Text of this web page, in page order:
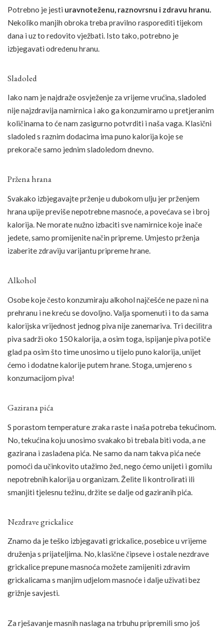
Potrebno je jesti uravnoteženu, raznovrsnu i zdravu hranu.
Nekoliko manjih obroka treba pravilno rasporediti tijekom
dana i uz to redovito vježbati. Isto tako, potrebno je
izbjegavati određenu hranu.
Sladoled
Iako nam je najdraže osvježenje za vrijeme vrućina, sladoled
nije najzdravija namirnica i ako ga konzumiramo u pretjeranim
količinama to će nam zasigurno potvrditi i naša vaga. Klasični
sladoled s raznim dodacima ima puno kalorija koje se
prekorače samo jednim sladoledom dnevno.
Pržena hrana
Svakako izbjegavajte prženje u dubokom ulju jer prženjem
hrana upije previše nepotrebne masnoće, a povećava se i broj
kalorija. Ne morate nužno izbaciti sve namirnice koje inače
jedete, samo promijenite način pripreme. Umjesto prženja
izaberite zdraviju varijantu pripreme hrane.
Alkohol
Osobe koje često konzumiraju alkohol najčešće ne paze ni na
prehranu i ne kreću se dovoljno. Valja spomenuti i to da sama
kalorijska vrijednost jednog piva nije zanemariva. Tri decilitra
piva sadrži oko 150 kalorija, a osim toga, ispijanje piva potiče
glad pa osim što time unosimo u tijelo puno kalorija, unijet
ćemo i dodatne kalorije putem hrane. Stoga, umjereno s
konzumacijom piva!
Gazirana pića
S porastom temperature zraka raste i naša potreba tekućinom.
No, tekućina koju unosimo svakako bi trebala biti voda, a ne
gazirana i zaslađena pića. Ne samo da nam takva pića neće
pomoći da učinkovito utažimo žeđ, nego ćemo unijeti i gomilu
nepotrebnih kalorija u organizam. Želite li kontrolirati ili
smanjiti tjelesnu težinu, držite se dalje od gaziranih pića.
Nezdrave grickalice
Znamo da je teško izbjegavati grickalice, posebice u vrijeme
druženja s prijateljima. No, klasične čipseve i ostale nezdrave
grickalice prepune masnoća možete zamijeniti zdravim
grickalicama s manjim udjelom masnoće i dalje uživati bez
grižnje savjesti.
Za rješavanje masnih naslaga na trbuhu pripremili smo još